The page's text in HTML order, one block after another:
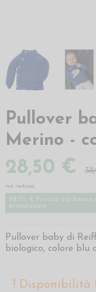
Pullover
Merino -
28,50 €
iva inclusa
28,50 € Prezzo più
promozione
Pullover baby di
biologico, colore blu
Disponibilità